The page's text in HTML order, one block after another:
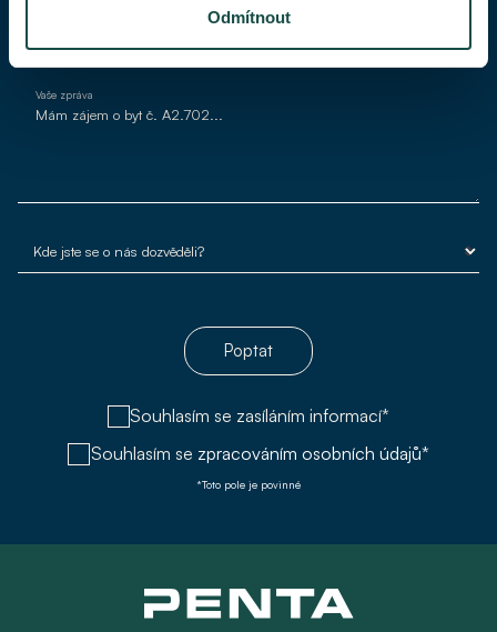
Odmítnout
Vaše zpráva
Poptat
Souhlasím se zasíláním informací*
Souhlasím se zpracováním osobních údajů*
*Toto pole je povinné